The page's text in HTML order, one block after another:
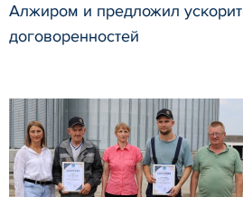
Алжиром и предложил
договоренностей